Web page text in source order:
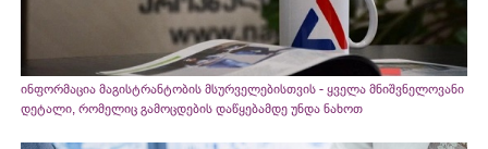
ინფორმაცია მაგისტრანტობის მსურველებისთვის - ყველა მნიშვნელოვანი
დეტალი, რომელიც გამოცდების დაწყებამდე უნდა ნახოთ